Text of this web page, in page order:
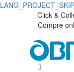
Click &
Compre